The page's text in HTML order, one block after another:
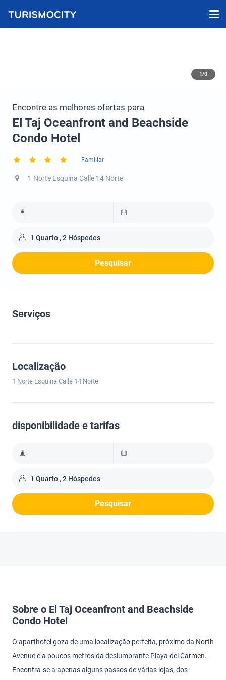
1/0
Encontre as melhores ofertas para
El Taj Oceanfront and Beachside
Condo Hotel
Familiar
1 Norte Esquina Calle 14 Norte
1 Quarto , 2 Hóspedes
Pesquisar
Serviços
Localização
1 Norte Esquina Calle 14 Norte
disponibilidade e tarifas
1 Quarto , 2 Hóspedes
Pesquisar
Sobre o El Taj Oceanfront and Beachside
Condo Hotel
O aparthotel goza de uma localização perfeita, próximo da North
Avenue e a poucos metros da deslumbrante Playa del Carmen.
Encontra-se a apenas alguns passos de várias lojas, dos